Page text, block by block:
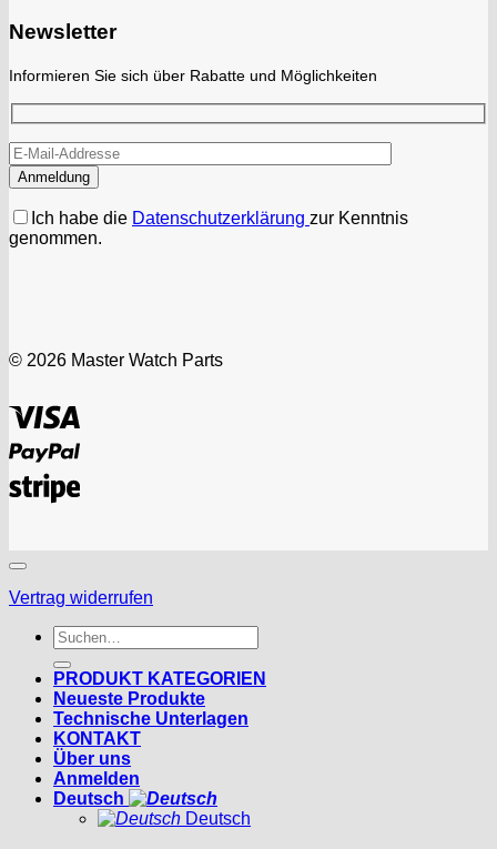
Newsletter
Informieren Sie sich über Rabatte und Möglichkeiten
Ich habe die Datenschutzerklärung zur Kenntnis
genommen.
© 2026 Master Watch Parts
PayPal
Stripe
Vertrag widerrufen
Suchen
nach:
PRODUKT KATEGORIEN
Neueste Produkte
Technische Unterlagen
KONTAKT
Über uns
Anmelden
Deutsch
Deutsch